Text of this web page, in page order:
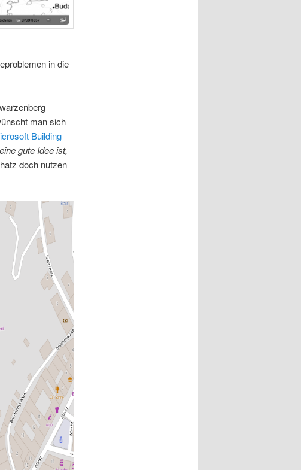
in die
man sich
Building
gute Idee ist,
doch nutzen